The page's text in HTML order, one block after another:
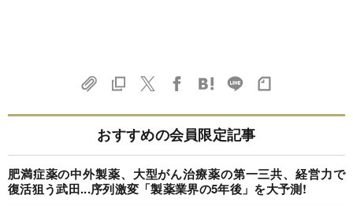
おすすめの会員限定記事
肥満症薬の中外製薬、大型がん治療薬の第一三共、経営力で
復活狙う武田...序列激変「製薬業界の5年後」を大予測!